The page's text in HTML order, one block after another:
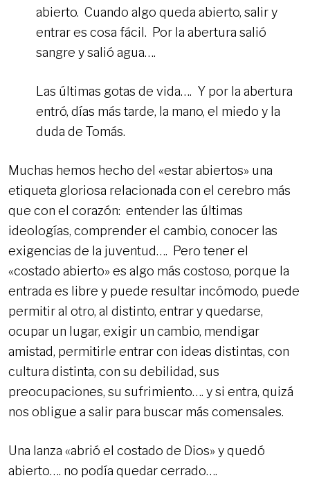
abierto. Cuando algo queda abierto, salir y
entrar es cosa fácil. Por la abertura salió
sangre y salió agua….
Las últimas gotas de vida…. Y por la abertura
entró, días más tarde, la mano, el miedo y la
duda de Tomás.
Muchas hemos hecho del «estar abiertos» una
etiqueta gloriosa relacionada con el cerebro más
que con el corazón: entender las últimas
ideologías, comprender el cambio, conocer las
exigencias de la juventud…. Pero tener el
«costado abierto» es algo más costoso, porque la
entrada es libre y puede resultar incómodo, puede
permitir al otro, al distinto, entrar y quedarse,
ocupar un lugar, exigir un cambio, mendigar
amistad, permitirle entrar con ideas distintas, con
cultura distinta, con su debilidad, sus
preocupaciones, su sufrimiento…. y si entra, quizá
nos obligue a salir para buscar más comensales.
Una lanza «abrió el costado de Dios» y quedó
abierto…. no podía quedar cerrado….